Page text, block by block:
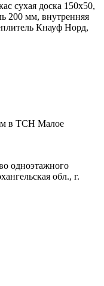
сухая доска 150х50,
200 мм, внутренняя
Кнауф Норд,
м в ТСН Малое
одноэтажного
обл., г.